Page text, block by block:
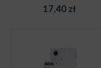
17,40zł